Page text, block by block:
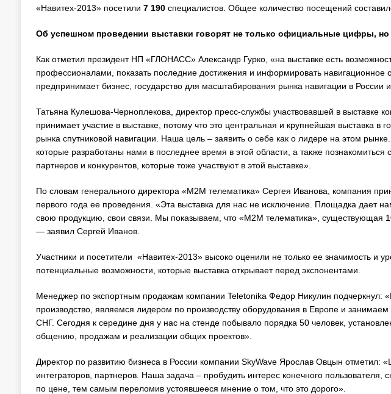
«Навитех-2013» посетили 7 190специалистов. Общее количество посещений
Об успешном проведении выставки говорят не только официальные цифры,
Как отметил президент НП «ГЛОНАСС» Александр Гурко, «на выставке есть
профессионалами, показать последние достижения и информировать навигационное
предпринимает бизнес, государство для масштабирования рынка навигации в России
Татьяна Кулешова-Черноплекова, директор пресс-службы участвовавшей в
принимает участие в выставке, потому что это центральная и крупнейшая выставка в
рынка спутниковой навигации. Наша цель – заявить о себе как о лидере на этом
которые разработаны нами в последнее время в этой области, а также
партнеров и конкурентов, которые тоже участвуют в этой выставке».
По словам генерального директора «М2М телематика» Сергея Иванова, компания
первого года ее проведения. «Эта выставка для нас не исключение. Площадка дает
свою продукцию, свои связи. Мы показываем, что «М2М телематика», существующая
— заявил Сергей Иванов.
Участники и посетители «Навитех-2013» высоко оценили не только ее значимость и
потенциальные возможности, которые выставка открывает перед экспонентами.
Менеджер по экспортным продажам компании Teletonika Федор Никулин подчеркнул:
производство, являемся лидером по производству оборудования в Европе и
СНГ. Сегодня к середине дня у нас на стенде побывало порядка 50 человек,
общению, продажам и реализации общих проектов».
Директор по развитию бизнеса в России компании SkyWave Ярослав Овцын отметил:
интеграторов, партнеров. Наша задача – пробудить интерес конечного пользователя,
по цене, тем самым переломив устоявшееся мнение о том, что это дорого».